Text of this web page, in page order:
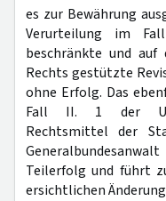
es zur Bewährung
Verurteilung im
beschränkte und
Rechts gestützte
ohne Erfolg. Das
Fall II. 1 der
Rechtsmittel der
Teilerfolg und führt
ersichtlichen